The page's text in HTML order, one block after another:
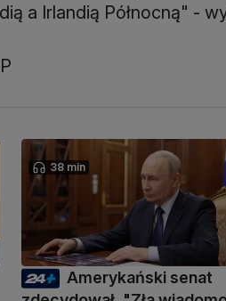
a Irlandią Północną" -
38 min
Amerykański senat